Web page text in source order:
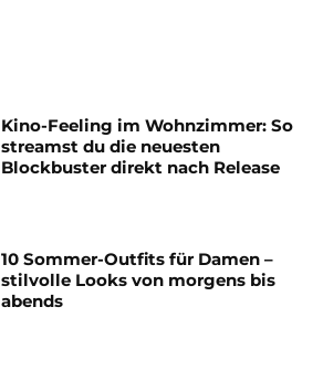
Kino-Feeling im Wohnzimmer: So
streamst du die neuesten
Blockbuster direkt nach Release
10 Sommer-Outfits für Damen –
stilvolle Looks von morgens bis
abends